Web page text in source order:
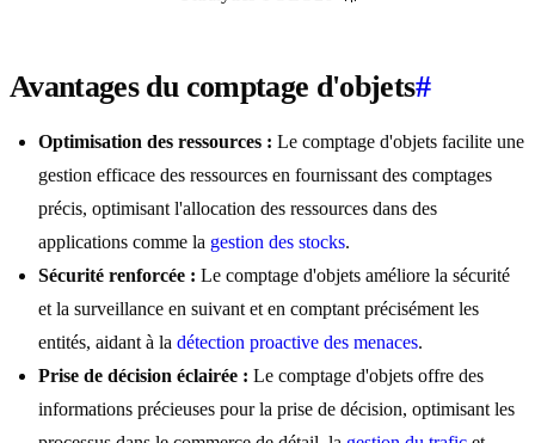
Avantages du comptage d'objets#
Optimisation des ressources : Le comptage d'objets facilite une
gestion efficace des ressources en fournissant des comptages
précis, optimisant l'allocation des ressources dans des
applications comme la gestion des stocks.
Sécurité renforcée : Le comptage d'objets améliore la sécurité
et la surveillance en suivant et en comptant précisément les
entités, aidant à la détection proactive des menaces.
Prise de décision éclairée : Le comptage d'objets offre des
informations précieuses pour la prise de décision, optimisant les